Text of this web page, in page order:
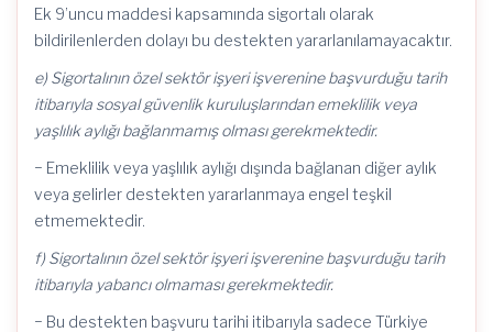
Ek 9’uncu maddesi kapsamında sigortalı olarak
bildirilenlerden dolayı bu destekten yararlanılamayacaktır.
e) Sigortalının özel sektör işyeri işverenine başvurduğu tarih
itibarıyla sosyal güvenlik kuruluşlarından emeklilik veya
yaşlılık aylığı bağlanmamış olması gerekmektedir.
− Emeklilik veya yaşlılık aylığı dışında bağlanan diğer aylık
veya gelirler destekten yararlanmaya engel teşkil
etmemektedir.
f) Sigortalının özel sektör işyeri işverenine başvurduğu tarih
itibarıyla yabancı olmaması gerekmektedir.
− Bu destekten başvuru tarihi itibarıyla sadece Türkiye